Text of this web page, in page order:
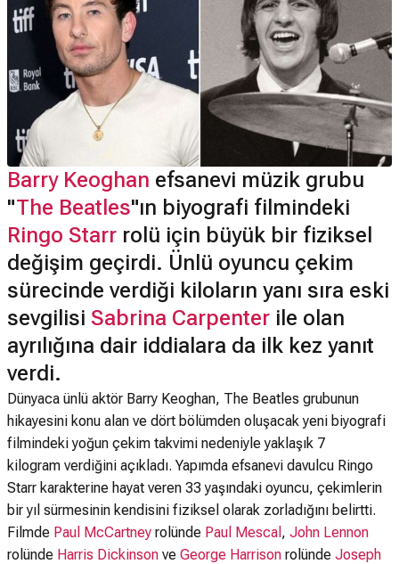
Barry Keoghan efsanevi müzik grubu
"The Beatles"ın biyografi filmindeki
Ringo Starr rolü için büyük bir fiziksel
değişim geçirdi. Ünlü oyuncu çekim
sürecinde verdiği kiloların yanı sıra eski
sevgilisi Sabrina Carpenter ile olan
ayrılığına dair iddialara da ilk kez yanıt
verdi.
Dünyaca ünlü aktör Barry Keoghan, The Beatles grubunun
hikayesini konu alan ve dört bölümden oluşacak yeni biyografi
filmindeki yoğun çekim takvimi nedeniyle yaklaşık 7
kilogram verdiğini açıkladı. Yapımda efsanevi davulcu Ringo
Starr karakterine hayat veren 33 yaşındaki oyuncu, çekimlerin
bir yıl sürmesinin kendisini fiziksel olarak zorladığını belirtti.
Filmde Paul McCartney rolünde Paul Mescal , John Lennon
rolünde Harris Dickinson ve George Harrison rolünde Joseph